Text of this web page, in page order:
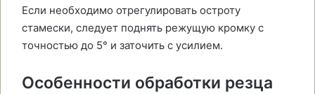
Если необходимо отрегулировать остроту
стамески, следует поднять режущую кромку с
точностью до 5° и заточить с усилием.
Особенности обработки резца